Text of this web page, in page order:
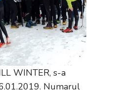
WINTER, s-a
Numarul